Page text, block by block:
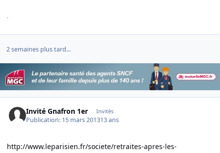
.
2 semaines plus tard...
Invité Gnafron 1er Invités
Publication: 15 mars 201313 ans
http://www.leparisien.fr/societe/retraites-apres-les-